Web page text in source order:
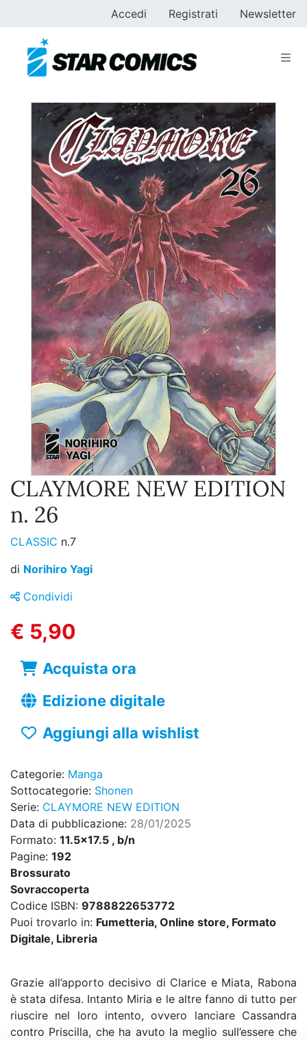
Accedi Registrati Newsletter
CLAYMORE NEW EDITION
n. 26
CLASSIC n.7
di Norihiro Yagi
Condividi
€ 5,90
Acquista ora
Edizione digitale
Aggiungi alla wishlist
Categorie: Manga
Sottocategorie: Shonen
Serie: CLAYMORE NEW EDITION
Data di pubblicazione: 28/01/2025
Formato: 11.5x17.5 , b/n
Pagine: 192
Brossurato
Sovraccoperta
Codice ISBN: 9788822653772
Puoi trovarlo in: Fumetteria, Online store, Formato
Digitale, Libreria
Grazie all’apporto decisivo di Clarice e Miata, Rabona
è stata difesa. Intanto Miria e le altre fanno di tutto per
riuscire nel loro intento, ovvero lanciare Cassandra
contro Priscilla, che ha avuto la meglio sull’essere che